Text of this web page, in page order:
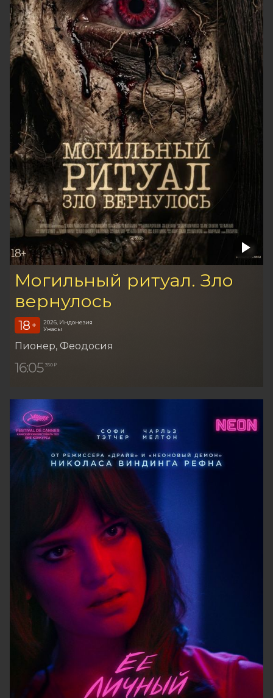
Могильный ритуал. Зло
вернулось
18 +
2026, Индонезия
Ужасы
Пионер, Феодосия
16:05 350 ₽